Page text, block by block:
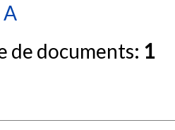
A
de documents: 1